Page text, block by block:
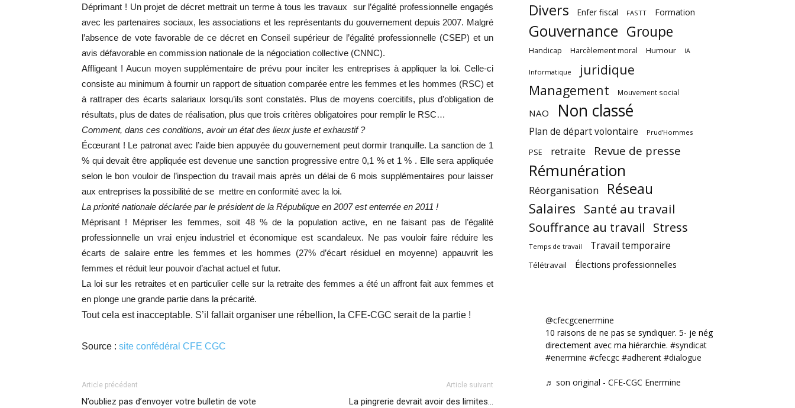
Déprimant ! Un projet de décret mettrait un terme à tous les travaux
sur l’égalité professionnelle engagés
avec les partenaires sociaux, les associations et les représentants du gouvernement depuis 2007. Malgré
l’absence de vote favorable de ce décret en Conseil supérieur de l’égalité professionnelle (CSEP) et un
avis défavorable en commission nationale de la négociation collective (CNNC).
Affligeant ! Aucun moyen supplémentaire de prévu pour inciter les entreprises à appliquer la loi. Celle-ci
consiste au minimum à fournir un rapport de situation comparée entre les femmes et les hommes (RSC) et
à rattraper des écarts salariaux lorsqu’ils sont constatés. Plus de moyens coercitifs, plus d’obligation de
résultats, plus de dates de réalisation, plus que trois critères obligatoires pour remplir le RSC…
Comment, dans ces conditions, avoir un état des lieux juste et exhaustif ?
Écœurant ! Le patronat avec l’aide bien appuyée du gouvernement peut dormir tranquille. La sanction de 1
% qui devait être appliquée est devenue une sanction progressive entre 0,1 % et 1 % . Elle sera appliquée
selon le bon vouloir de l’inspection du travail mais après un délai de 6 mois supplémentaires pour laisser
aux entreprises la possibilité de se mettre en conformité avec la loi.
La priorité nationale déclarée par le président de la République en 2007 est enterrée en 2011 !
Méprisant ! Mépriser les femmes, soit 48 % de la population active, en ne faisant pas de l’égalité
professionnelle un vrai enjeu industriel et économique est scandaleux. Ne pas vouloir faire réduire les
écarts de salaire entre les femmes et les hommes (27% d’écart résiduel en moyenne) appauvrit les
femmes et réduit leur pouvoir d’achat actuel et futur.
La loi sur les retraites et en particulier celle sur la retraite des femmes a été un affront fait aux femmes et
en plonge une grande partie dans la précarité.
Tout cela est inacceptable. S’il fallait organiser une rébellion, la CFE-CGC serait de la partie !
Source : site confédéral CFE CGC
Article précédent
N’oubliez pas d’envoyer votre bulletin de vote
Article suivant
La pingrerie devrait avoir des limites…
Divers Enfer fiscal FASTT Formation
Gouvernance Groupe
Handicap Harcèlement moral Humour IA
Informatique
juridique
Management
Mouvement social
NAO Non classé
Plan de départ volontaire Prud'Hommes
PSE retraite Revue de presse
Rémunération
Réorganisation Réseau
Salaires Santé au travail
Souffrance au travail Stress
Temps de travail Travail temporaire
Télétravail Élections professionnelles
@cfecgcenermine
10 raisons de ne pas se syndiquer. 5- je négocie
directement avec ma hiérarchie. #syndicat
#enermine #cfecgc #adherent #dialogue
♬ son original - CFE-CGC Enermine